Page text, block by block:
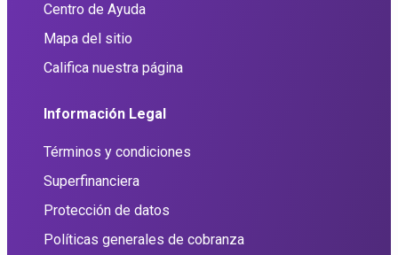
Centro de Ayuda
Mapa del sitio
Califica nuestra página
Información Legal
Términos y condiciones
Superfinanciera
Protección de datos
Políticas generales de cobranza